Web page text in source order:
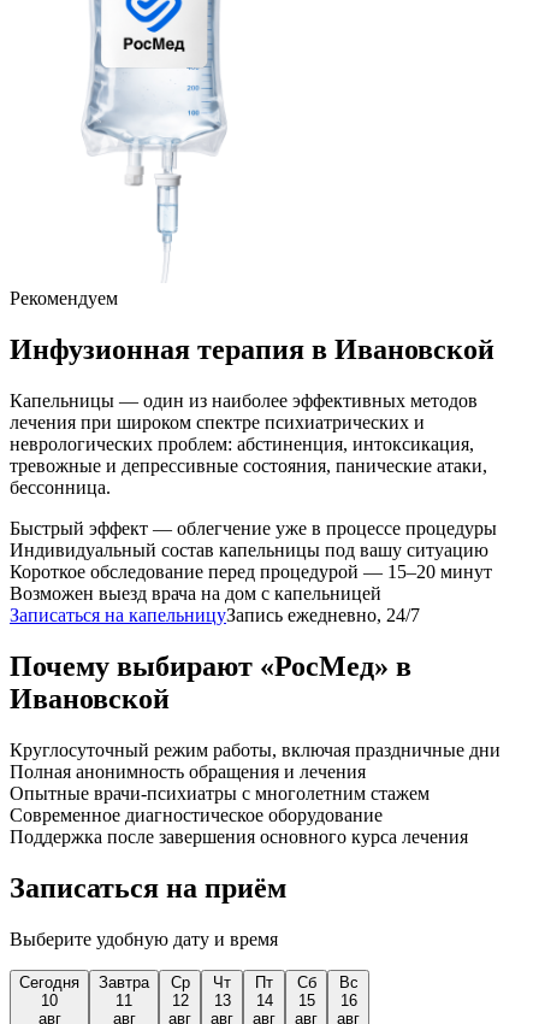
Рекомендуем
Инфузионная терапия в Ивановской
Капельницы — один из наиболее эффективных методов
лечения при широком спектре психиатрических и
неврологических проблем: абстиненция, интоксикация,
тревожные и депрессивные состояния, панические атаки,
бессонница.
Быстрый эффект — облегчение уже в процессе процедуры
Индивидуальный состав капельницы под вашу ситуацию
Короткое обследование перед процедурой — 15–20 минут
Возможен выезд врача на дом с капельницей
Записаться на капельницуЗапись ежедневно, 24/7
Почему выбирают «РосМед» в
Ивановской
Круглосуточный режим работы, включая праздничные дни
Полная анонимность обращения и лечения
Опытные врачи-психиатры с многолетним стажем
Современное диагностическое оборудование
Поддержка после завершения основного курса лечения
Записаться на приём
Выберите удобную дату и время
Сегодня
10
авг
Завтра
11
авг
Ср
12
авг
Чт
13
авг
Пт
14
авг
Сб
15
авг
Вс
16
авг